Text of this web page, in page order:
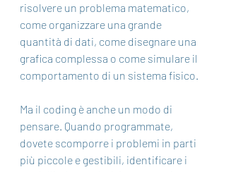
risolvere un problema matematico,
come organizzare una grande
quantità di dati, come disegnare una
grafica complessa o come simulare il
comportamento di un sistema fisico.
Ma il coding è anche un modo di
pensare. Quando programmate,
dovete scomporre i problemi in parti
più piccole e gestibili, identificare i